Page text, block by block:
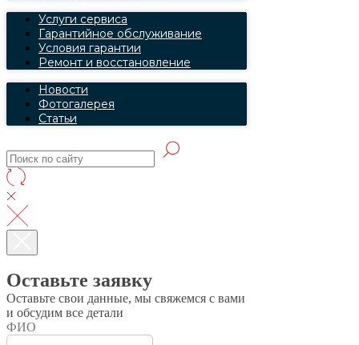
Услуги сервиса
Гарантийное обслуживание
Условия гарантии
Ремонт и восстановление
Новости
Фотогалерея
Статьи
Оставьте заявку
Оставьте свои данные, мы свяжемся с вами
и обсудим все детали
ФИО